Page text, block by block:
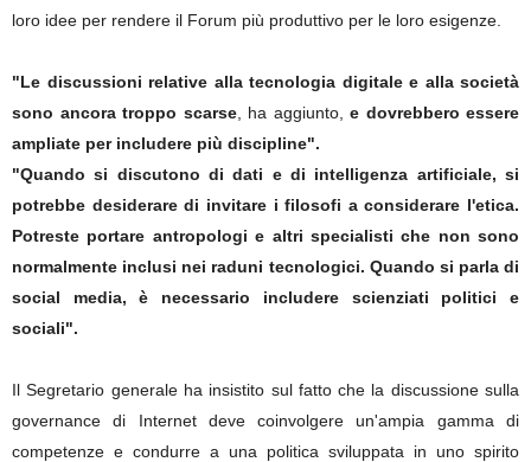
loro idee per rendere il Forum più produttivo per le loro esigenze.
"Le discussioni relative alla tecnologia digitale e alla società
sono ancora troppo scarse, ha aggiunto, e dovrebbero essere
ampliate per includere più discipline".
"Quando si discutono di dati e di intelligenza artificiale, si
potrebbe desiderare di invitare i filosofi a considerare l'etica.
Potreste portare antropologi e altri specialisti che non sono
normalmente inclusi nei raduni tecnologici. Quando si parla di
social media, è necessario includere scienziati politici e
sociali".
Il Segretario generale ha insistito sul fatto che la discussione sulla
governance di Internet deve coinvolgere un'ampia gamma di
competenze e condurre a una politica sviluppata in uno spirito